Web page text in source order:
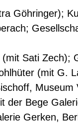
Göhringer);
Sati Zech);
(mit G.
Museum
der Bege
Gerken,